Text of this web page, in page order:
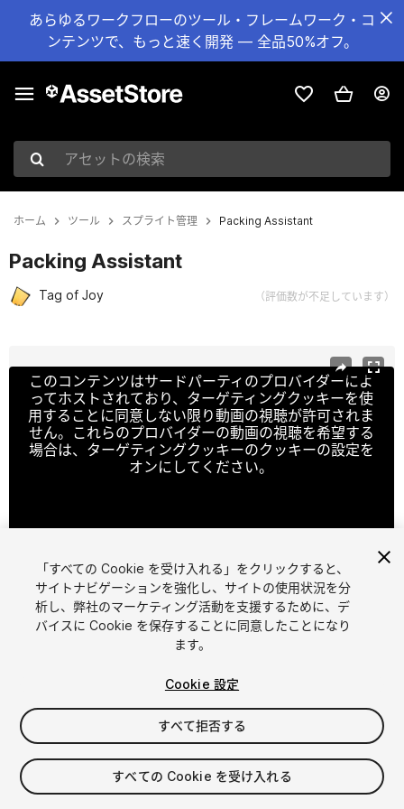
あらゆるワークフローのツール・フレームワーク・コ
ンテンツで、もっと速く開発 — 全品50%オフ。
アセットの検索
ホーム ツール スプライト管理 Packing Assistant
Packing Assistant
Tag of Joy （評価数が不足しています）
このコンテンツはサードパーティのプロバイダーによ
ってホストされており、ターゲティングクッキーを使
用することに同意しない限り動画の視聴が許可されま
せん。これらのプロバイダーの動画の視聴を希望する
場合は、ターゲティングクッキーのクッキーの設定を
オンにしてください。
1 /4
$45
シート 1
「すべての Cookie を受け入れる」をクリックすると、
サイトナビゲーションを強化し、サイトの使用状況を分
析し、弊社のマーケティング活動を支援するために、デ
バイスに Cookie を保存することに同意したことになり
ます。
Cookie 設定
すべて拒否する
すべての Cookie を受け入れる